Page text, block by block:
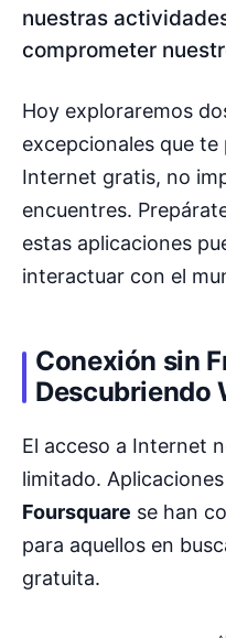
nuestras
comprometer
Hoy exploraremos
excepcionales que
Internet gratis, no
encuentres.
estas aplicaciones
interactuar con el
Conexión sin
Descubriendo
El acceso a Internet
limitado.
Foursquare se han
para aquellos en
gratuita.